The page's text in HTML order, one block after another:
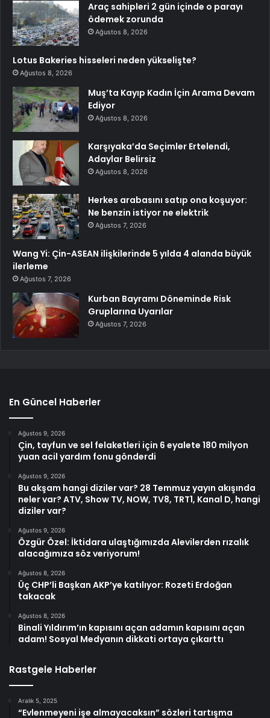
Araç sahipleri 2 gün içinde o parayı
ödemek zorunda
Ağustos 8, 2026
Lotus Bakeries hisseleri neden yükselişte?
Ağustos 8, 2026
Muş’ta Kayıp Kadın İçin Arama Devam
Ediyor
Ağustos 8, 2026
Karşıyaka’da Seçimler Ertelendi,
Adaylar Belirsiz
Ağustos 8, 2026
Herkes arabasını satıp ona koşuyor:
Ne benzin istiyor ne elektrik
Ağustos 7, 2026
Wang Yi: Çin-ASEAN ilişkilerinde 5 yılda 4 alanda büyük
ilerleme
Ağustos 7, 2026
Kurban Bayramı Döneminde Risk
Gruplarına Uyarılar
Ağustos 7, 2026
En Güncel Haberler
Ağustos 9, 2026
Çin, tayfun ve sel felaketleri için 6 eyalete 180 milyon
yuan acil yardım fonu gönderdi
Ağustos 9, 2026
Bu akşam hangi diziler var? 28 Temmuz yayın akışında
neler var? ATV, Show TV, NOW, TV8, TRT1, Kanal D, hangi
diziler var?
Ağustos 9, 2026
Özgür Özel: İktidara ulaştığımızda Alevilerden rızalık
alacağımıza söz veriyorum!
Ağustos 8, 2026
Üç CHP’li Başkan AKP’ye katılıyor: Rozeti Erdoğan
takacak
Ağustos 8, 2026
Binali Yıldırım’ın kapısını açan adamın kapısını açan
adam! Sosyal Medyanın dikkati ortaya çıkarttı
Rastgele Haberler
Aralık 5, 2025
“Evlenmeyeni işe almayacaksın” sözleri tartışma